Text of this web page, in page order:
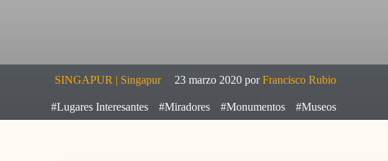
SINGAPUR | Singapur 23 marzo 2020 porFrancisco Rubio
#Lugares Interesantes
#Miradores #Monumentos #Museos